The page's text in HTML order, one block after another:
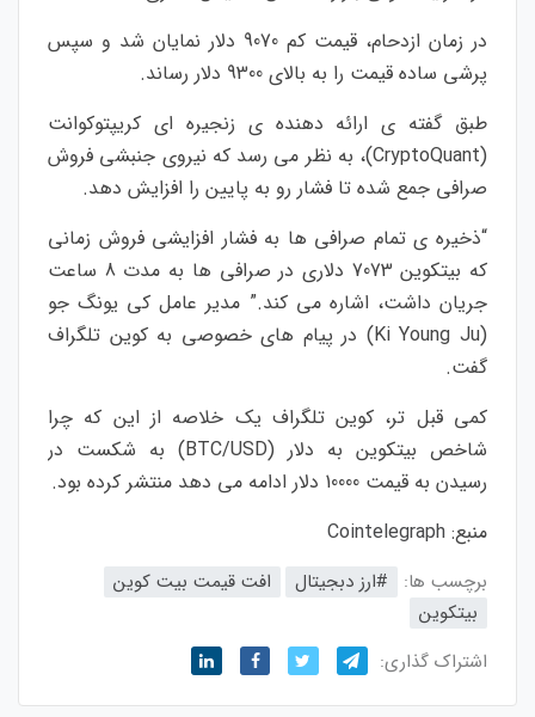
در زمان ازدحام، قیمت کم 9070 دلار نمایان شد و سپس
پرشی ساده قیمت را به بالای 9300 دلار رساند.
طبق گفته ی ارائه دهنده ی زنجیره ای کریپتوکوانت
(CryptoQuant)، به نظر می رسد که نیروی جنبشی فروش
صرافی جمع شده تا فشار رو به پایین را افزایش دهد.
“ذخیره ی تمام صرافی ها به فشار افزایشی فروش زمانی
که بیتکوین 7073 دلاری در صرافی ها به مدت 8 ساعت
جریان داشت، اشاره می کند.” مدیر عامل کی یونگ جو
(Ki Young Ju) در پیام های خصوصی به کوین تلگراف
گفت.
کمی قبل تر، کوین تلگراف یک خلاصه از این که چرا
شاخص بیتکوین به دلار (BTC/USD) به شکست در
رسیدن به قیمت 10000 دلار ادامه می دهد منتشر کرده بود.
منبع: Cointelegraph
برچسب ها: #ارز دبجیتال
افت قیمت بیت کوین
بیتکوین
اشتراک گذاری: